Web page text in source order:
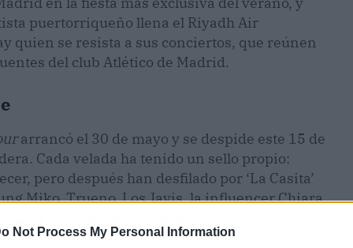
Not Process My Personal Information
puertorriqueño llena el Riyadh Air
quien se resista a sus conciertos, que reúnen
del club Atlético de Madrid.
arrancó el 30 de mayo y se despide este 15 de
Cada velada ha tenido un sello propio:
pero después han desfilado por ‘La Casita’
Miko, Trueno, Los Javis, la influencer Chiara
apareció sobre las tablas
el conejo malo, y el momentazo se ha vuelto